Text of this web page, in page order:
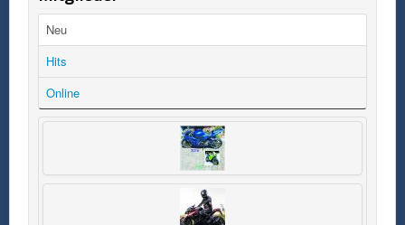
Neu
Hits
Online